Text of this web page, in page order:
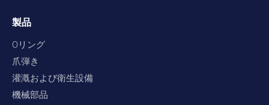
製品
Oリング
爪弾き
灌漑および衛生設備
機械部品